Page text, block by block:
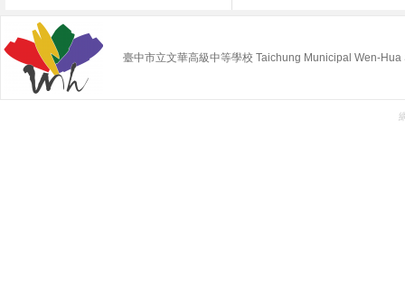
臺中市立文華高級中等學校 Taichung Municipal Wen-